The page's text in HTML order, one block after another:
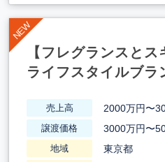
【フレグランスとス
ライフスタイルブラ
売上高 2000万円〜
譲渡価格 3000万円〜
地域 東京都